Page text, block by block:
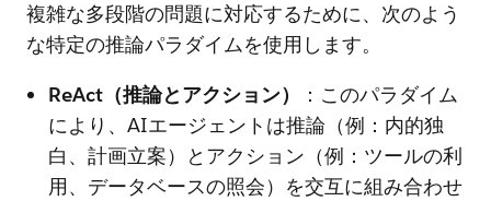
複雑な多段階の問題に対応するために、次のよう
な特定の推論パラダイムを使用します。
ReAct（推論とアクション）
：このパラダイム
により、AIエージェントは推論（例：内的独
白、計画立案）とアクション（例：ツールの利
用、データベースの照会）を交互に組み合わせ